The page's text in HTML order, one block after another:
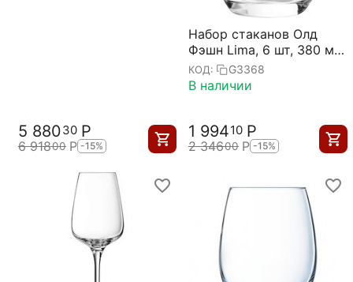
5 88030 Р
6 91800 Р -15%
Набор стаканов Олд
Фэшн Lima, 6 шт, 380 мл,
Chef&Sommelier
КОД: G3368
В наличии
1 99410 Р
2 34600 Р -15%